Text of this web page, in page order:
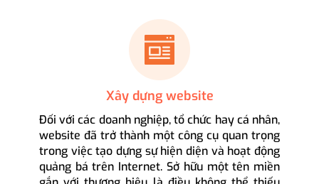
Xây dựng website
Đối với các doanh nghiệp, tổ chức hay cá nhân,
website đã trở thành một công cụ quan trọng
trong việc tạo dựng sự hiện diện và hoạt động
quảng bá trên Internet. Sở hữu một tên miền